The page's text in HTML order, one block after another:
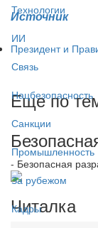
Технологии
ИИ
Связь
Нацбезопасность
Санкции
Промышленность
За рубежом
Кадры
Источник
Президент и
Еще по
- Безопасная
Читалка